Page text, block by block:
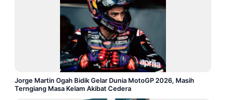
Jorge Martin Ogah Bidik Gelar Dunia MotoGP 2026, Masih
Terngiang Masa Kelam Akibat Cedera